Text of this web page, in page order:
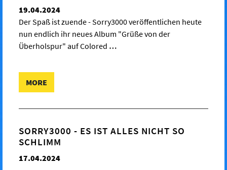
19.04.2024
Der Spaß ist zuende - Sorry3000 veröffentlichen heute
nun endlich ihr neues Album "Grüße von der
Überholspur" auf Colored …
MORE
SORRY3000 - ES IST ALLES NICHT SO
SCHLIMM
17.04.2024